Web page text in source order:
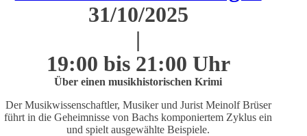
31/10/2025
|
19:00 bis 21:00 Uhr
Über einen musikhistorischen Krimi
Der Musikwissenschaftler, Musiker und Jurist Meinolf Brüser
führt in die Geheimnisse von Bachs komponiertem Zyklus ein
und spielt ausgewählte Beispiele.